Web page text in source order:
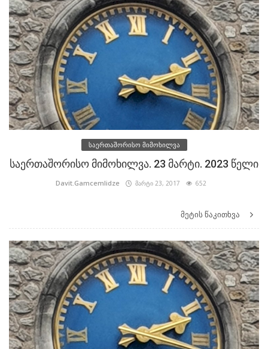
საერთაშორისო მიმოხილვა
საერთაშორისო მიმოხილვა. 23 მარტი. 2023 წელი
Davit.Gamcemlidze მარტი 23, 2017 652
მეტის წაკითხვა